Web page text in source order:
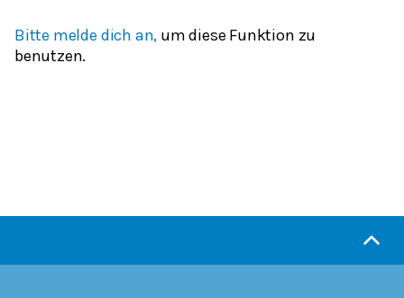
Bitte melde dich an, um diese Funktion zu
benutzen.